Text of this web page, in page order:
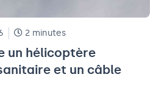
2 minutes
un hélicoptère
et un câble